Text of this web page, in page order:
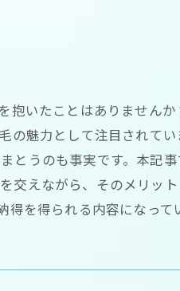
抱いたことはありません
の魅力として注目されてい
とうのも事実です。本記
交えながら、そのメリッ
を得られる内容になって